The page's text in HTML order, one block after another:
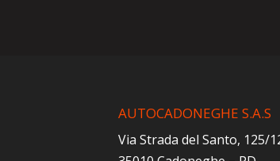
AUTOCADONEGHE S.A.S
Via Strada del Santo, 125/